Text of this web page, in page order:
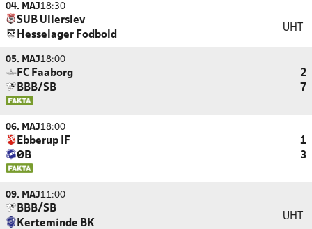
04. MAJ18:30
SUB Ullerslev
Hesselager Fodbold
UHT
05. MAJ18:00
FC Faaborg
2
BBB/SB
7
06. MAJ18:00
Ebberup IF
1
ØB
3
09. MAJ11:00
BBB/SB
Kerteminde BK
UHT